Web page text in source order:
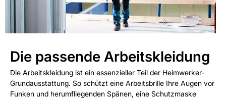
Die passende Arbeitskleidung
Die Arbeitskleidung ist ein essenzieller Teil der Heimwerker-
Grundausstattung. So schützt eine Arbeitsbrille Ihre Augen vor
Funken und herumfliegenden Spänen, eine Schutzmaske